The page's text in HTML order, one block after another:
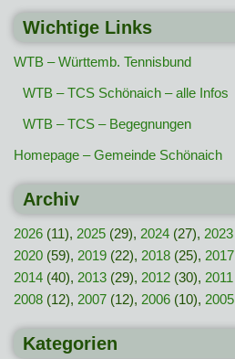
Wichtige Links
WTB – Württemb. Tennisbund
WTB – TCS Schönaich – alle Infos
WTB – TCS – Begegnungen
Homepage – Gemeinde Schönaich
Archiv
2026 (11), 2025 (29), 2024 (27), 2023
2020 (59), 2019 (22), 2018 (25), 2017
2014 (40), 2013 (29), 2012 (30), 2011
2008 (12), 2007 (12), 2006 (10), 2005
Kategorien